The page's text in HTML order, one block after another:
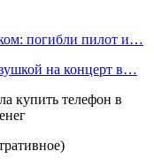
погибли пилот и…
на концерт в…